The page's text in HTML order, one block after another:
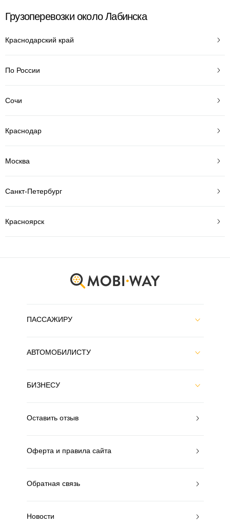
Грузоперевозки около Лабинска
Краснодарский край
По России
Сочи
Краснодар
Москва
Санкт-Петербург
Красноярск
ПАССАЖИРУ
АВТОМОБИЛИСТУ
БИЗНЕСУ
Оставить отзыв
Оферта и правила сайта
Обратная связь
Новости